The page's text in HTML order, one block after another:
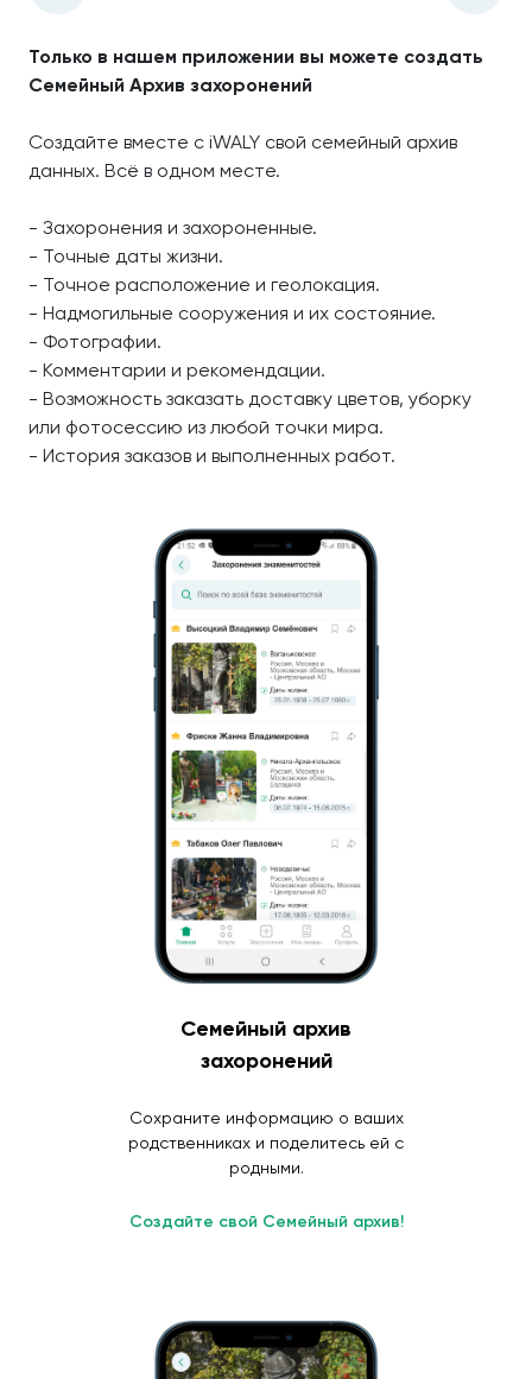
Только в нашем приложении вы можете создать
Семейный Архив захоронений
Создайте вместе с iWALY свой семейный архив
данных. Всё в одном месте.
- Захоронения и захороненные.
- Точные даты жизни.
- Точное расположение и геолокация.
- Надмогильные сооружения и их состояние.
- Фотографии.
- Комментарии и рекомендации.
- Возможность заказать доставку цветов, уборку
или фотосессию из любой точки мира.
- История заказов и выполненных работ.
Семейный архив
захоронений
Сохраните информацию о ваших
родственниках и поделитесь ей с
родными.
Создайте свой Семейный архив!